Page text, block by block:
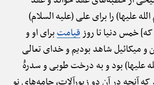
علیها) را برای علی (علیه السلام)
که] خمس دنیا تا روزقیامتبرای او و
و میکائیل شاهد بودیم و خدای تعالی
علیها) بود و به درخت طوبی و سدرهًْ